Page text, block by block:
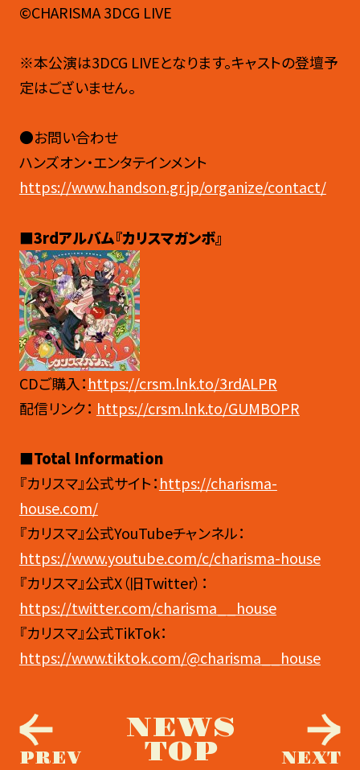
©CHARISMA 3DCG LIVE
※本公演は3DCG LIVEとなります。キャストの登壇予
定はございません。
●お問い合わせ
ハンズオン・エンタテインメント
https://www.handson.gr.jp/organize/contact/
■3rdアルバム『カリスマガンボ』
CDご購入：https://crsm.lnk.to/3rdALPR
配信リンク： https://crsm.lnk.to/GUMBOPR
■Total Information
『カリスマ』公式サイト：https://charisma-
house.com/
『カリスマ』公式YouTubeチャンネル：
https://www.youtube.com/c/charisma-house
『カリスマ』公式X（旧Twitter）：
https://twitter.com/charisma__house
『カリスマ』公式TikTok：
https://www.tiktok.com/@charisma__house
PREV
NEWS
TOP NEXT